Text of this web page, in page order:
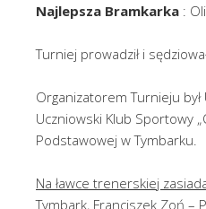
Najlepsza Bramkarka :
Turniej prowadził i
Organizatorem Turnieju
Uczniowski Klub Sportowy
Podstawowej w Tymbarku.
Na ławce trenerskiej
Tymbark, Franciszek Zoń –